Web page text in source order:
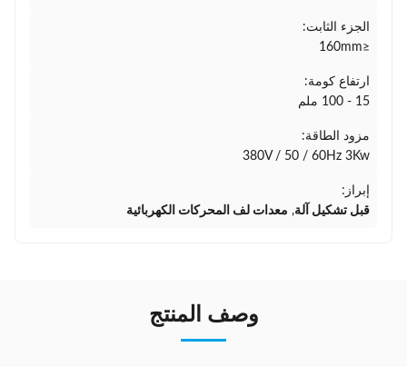
الجزء الثابت:
≤160mm
ارتفاع كومة:
15 - 100 ملم
مزود الطاقة:
380V / 50 / 60Hz 3Kw
إبراز:
قبل تشكيل آلة, معدات لف المحركات الكهربائية
وصف المنتج